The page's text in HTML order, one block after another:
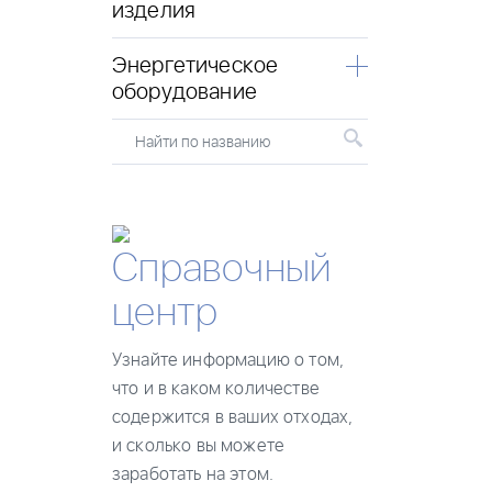
изделия
Энергетическое
оборудование
Найти по названию
Справочный
центр
Узнайте информацию о том,
что и в каком количестве
содержится в ваших отходах,
и сколько вы можете
заработать на этом.